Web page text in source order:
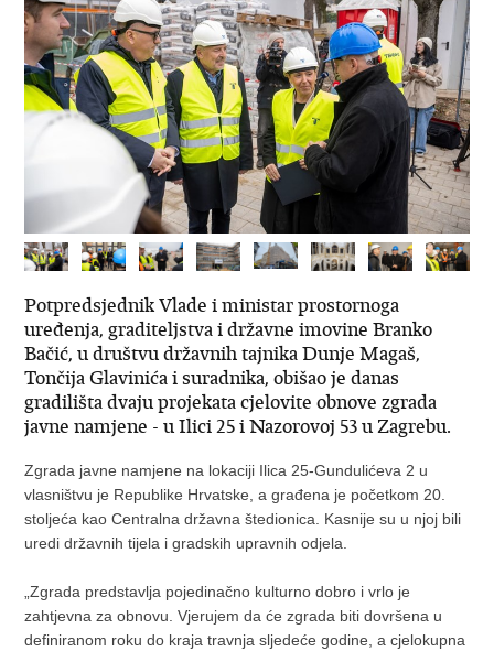
Potpredsjednik Vlade i ministar prostornoga
uređenja, graditeljstva i državne imovine Branko
Bačić, u društvu državnih tajnika Dunje Magaš,
Tončija Glavinića i suradnika, obišao je danas
gradilišta dvaju projekata cjelovite obnove zgrada
javne namjene - u Ilici 25 i Nazorovoj 53 u Zagrebu.
Zgrada javne namjene na lokaciji Ilica 25-Gundulićeva 2 u
vlasništvu je Republike Hrvatske, a građena je početkom 20.
stoljeća kao Centralna državna štedionica. Kasnije su u njoj bili
uredi državnih tijela i gradskih upravnih odjela.
„Zgrada predstavlja pojedinačno kulturno dobro i vrlo je
zahtjevna za obnovu. Vjerujem da će zgrada biti dovršena u
definiranom roku do kraja travnja sljedeće godine, a cjelokupna